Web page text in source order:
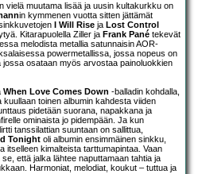
vielä muutama lisää ja uusin kultakurkku on
in kymmenen vuotta sitten jättämät
I Will Rise ja Lost Control
Kitarapuolella Ziller ja Frank Pané tekevät
melodista metallia satunnaisin AOR-
powermetallissa, jossa nopeus on
osataan myös arvostaa painoluokkien
When Love Comes Down -balladin kohdalla,
kuullaan toinen albumin kahdesta viiden
pidetään suorana, napakkana ja
ominaista jo pidempään. Ja kun
tanssilattian suuntaan on sallittua,
Tonight oli albumin ensimmäinen sinkku,
itselleen kimalteista tarttumapintaa. Vaan
että jalka lähtee naputtamaan tahtia ja
Harmoniat, melodiat, koukut – tuttua ja